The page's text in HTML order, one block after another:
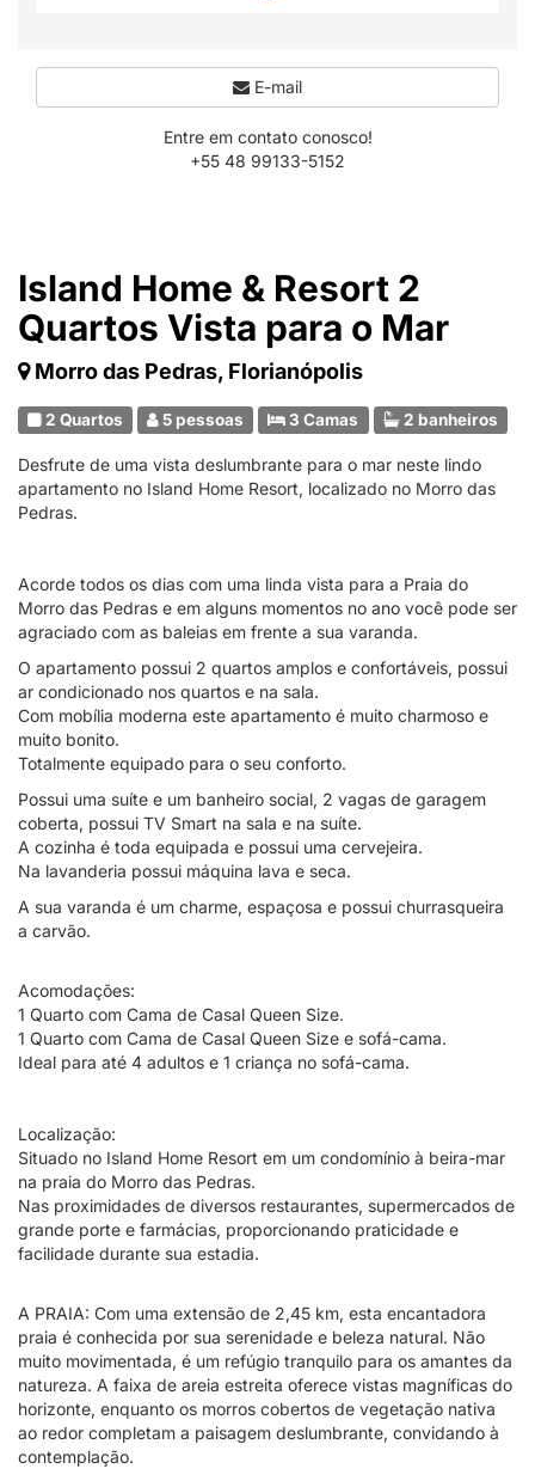
Island Home & Resort 2
Quartos Vista para o Mar
Morro das Pedras, Florianópolis
2 Quartos 5 pessoas 3 Camas 2 banheiros
Desfrute de uma vista deslumbrante para o mar neste lindo
apartamento no Island Home Resort, localizado no Morro das
Pedras.
Acorde todos os dias com uma linda vista para a Praia do
Morro das Pedras e em alguns momentos no ano você pode ser
agraciado com as baleias em frente a sua varanda.
O apartamento possui 2 quartos amplos e confortáveis, possui
ar condicionado nos quartos e na sala.
Com mobília moderna este apartamento é muito charmoso e
muito bonito.
Totalmente equipado para o seu conforto.
Possui uma suíte e um banheiro social, 2 vagas de garagem
coberta, possui TV Smart na sala e na suíte.
A cozinha é toda equipada e possui uma cervejeira.
Na lavanderia possui máquina lava e seca.
A sua varanda é um charme, espaçosa e possui churrasqueira
a carvão.
Acomodações:
1 Quarto com Cama de Casal Queen Size.
1 Quarto com Cama de Casal Queen Size e sofá-cama.
Ideal para até 4 adultos e 1 criança no sofá-cama.
Localização:
Situado no Island Home Resort em um condomínio à beira-mar
na praia do Morro das Pedras.
Nas proximidades de diversos restaurantes, supermercados de
grande porte e farmácias, proporcionando praticidade e
facilidade durante sua estadia.
A PRAIA: Com uma extensão de 2,45 km, esta encantadora
praia é conhecida por sua serenidade e beleza natural. Não
muito movimentada, é um refúgio tranquilo para os amantes da
natureza. A faixa de areia estreita oferece vistas magníficas do
horizonte, enquanto os morros cobertos de vegetação nativa
ao redor completam a paisagem deslumbrante, convidando à
contemplação.
E-mail
Entre em contato conosco!
+55 48 99133-5152